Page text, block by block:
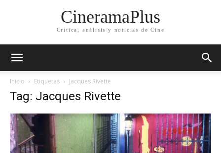
CineramaPlus
Crítica, análisis y noticias de Cine
Inicio Etiquetas Jacques Rivette
Tag: Jacques Rivette